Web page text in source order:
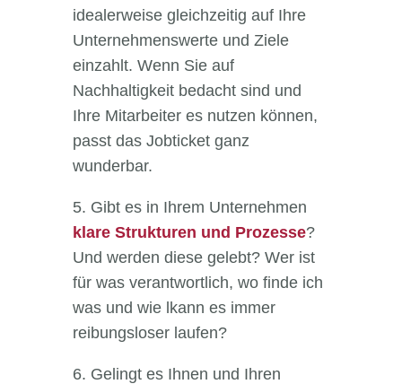
idealerweise gleichzeitig auf Ihre
Unternehmenswerte und Ziele
einzahlt. Wenn Sie auf
Nachhaltigkeit bedacht sind und
Ihre Mitarbeiter es nutzen können,
passt das Jobticket ganz
wunderbar.
5. Gibt es in Ihrem Unternehmen
klare Strukturen und Prozesse?
Und werden diese gelebt? Wer ist
für was verantwortlich, wo finde ich
was und wie lkann es immer
reibungsloser laufen?
6. Gelingt es Ihnen und Ihren